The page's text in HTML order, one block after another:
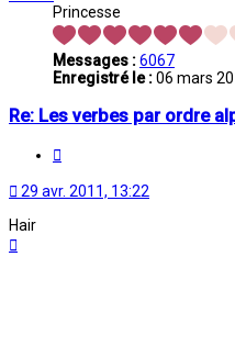
Princesse
Messages :6067
Enregistré le :06 mars
Re: Les verbes par ordre
29 avr. 2011, 13:22
Hair